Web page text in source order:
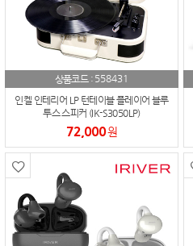
상품코드 : 558431
인켈 인테리어 LP 턴테이블 플레이어 블루
투스 스피커 (IK-S3050LP)
72,000원